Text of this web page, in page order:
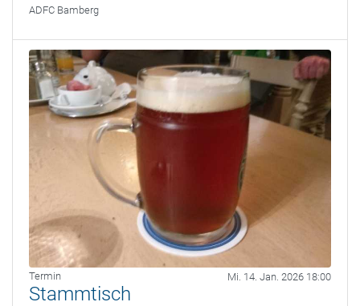
ADFC Bamberg
Termin Mi. 14. Jan. 2026 18:00
Stammtisch